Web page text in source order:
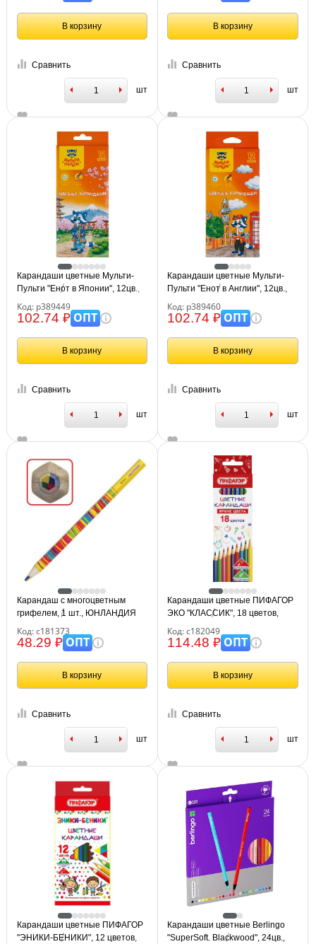
В корзину
Сравнить
шт
В корзину
Сравнить
шт
Карандаши цветные Мульти-
Пульти "Енот в Японии", 12цв.,
трехгран., заточен., картон,
европодвес
Код: р389449
102.74 ₽ОПТ
В корзину
Сравнить
шт
Карандаши цветные Мульти-
Пульти "Енот в Англии", 12цв.,
шестигран., заточен., картон,
европодвес
Код: р389460
102.74 ₽ОПТ
В корзину
Сравнить
шт
Карандаш с многоцветным
грифелем, 1 шт., ЮНЛАНДИЯ
"MAGIC", утолщенный,
заточенный, туба, 181373
Код: с181373
48.29 ₽ОПТ
В корзину
Сравнить
шт
Карандаши цветные ПИФАГОР
ЭКО "КЛАССИК", 18 цветов,
шестигранные, 182049
Код: с182049
114.48 ₽ОПТ
В корзину
Сравнить
шт
Карандаши цветные ПИФАГОР
"ЭНИКИ-БЕНИКИ", 12 цветов,
Карандаши цветные Berlingo
"SuperSoft. Blackwood", 24цв.,